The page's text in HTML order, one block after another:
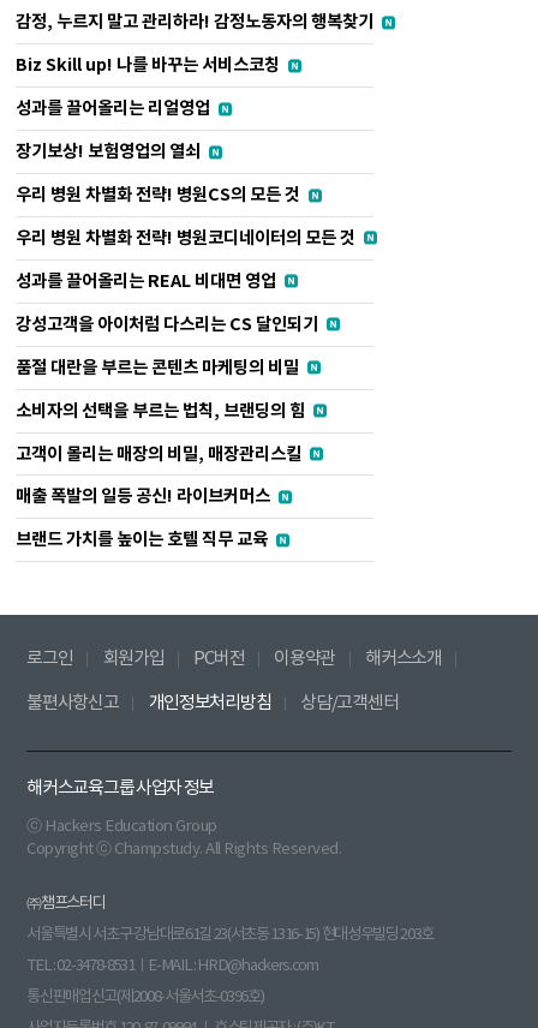
감정, 누르지 말고 관리하라! 감정노동자의 행복찾기
Biz Skill up! 나를 바꾸는 서비스코칭
성과를 끌어올리는 리얼영업
장기보상! 보험영업의 열쇠
우리 병원 차별화 전략! 병원CS의 모든 것
우리 병원 차별화 전략! 병원코디네이터의 모든 것
성과를 끌어올리는 REAL 비대면 영업
강성고객을 아이처럼 다스리는 CS 달인되기
품절 대란을 부르는 콘텐츠 마케팅의 비밀
소비자의 선택을 부르는 법칙, 브랜딩의 힘
고객이 몰리는 매장의 비밀, 매장관리스킬
매출 폭발의 일등 공신! 라이브커머스
브랜드 가치를 높이는 호텔 직무 교육
로그인 회원가입 PC버전 이용약관 해커스소개
불편사항신고 개인정보처리방침 상담/고객센터
해커스교육그룹 사업자 정보
ⓒ Hackers Education Group
Copyright ⓒ Champstudy. All Rights Reserved.
㈜챔프스터디
서울특별시 서초구 강남대로61길 23(서초동 1316-15) 현대성우빌딩 203호
TEL : 02-3478-8531ㅣE-MAIL : HRD@hackers.com
통신판매업신고(제2008-서울서초-0396호)